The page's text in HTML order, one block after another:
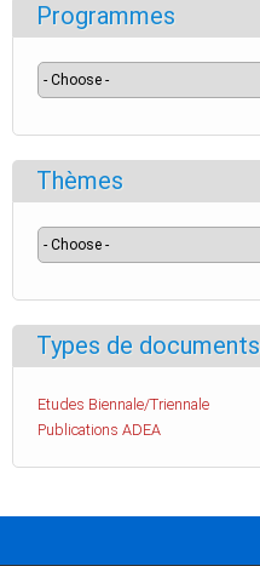
Programmes
Thèmes
Types de documents
Etudes Biennale/Triennale
Publications ADEA